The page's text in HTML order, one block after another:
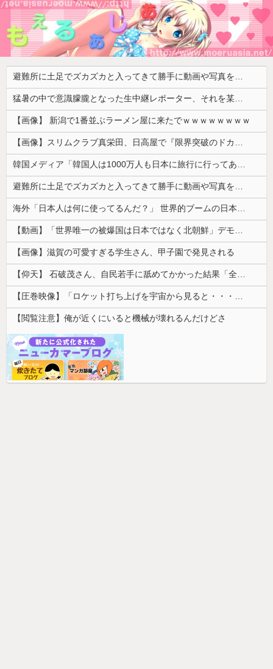
避難所に土足でズカズカと入ってきて勝手に動画や写真を撮影したメディア取材陣、挙句の果てに要求してきたのは……
猛暑の中で意識朦朧となった生中継レポーター、それを某出演者が爆笑しながら現場レポート続行を強制する動画が再注目されて……
【画像】 新潟で1番並ぶラーメン屋に来たでｗｗｗｗｗｗｗｗ
【画像】スリムクラブ真栄田、日高屋で『限界突破のドカ食い』を披露するｗｗｗｗｗｗ
韓国メディア「韓国人は1000万人も日本に旅行に行ってあげるのに、どうして日本人は韓国に来ないのか」自国に魅力がないのを棚に上げて日本を分析
避難所に土足でズカズカと入ってきて勝手に動画や写真を撮影したメディア取材陣、挙句の果てに要求してきたのは……
海外「日本人は何に使ってるんだ？」 世界的ブームの日本の食品、買ってみたものの使い道が分からない外国人が続出
【動画】「世界唯一の被爆国は日本ではなく北朝鮮」デモが開催される
【画像】滋賀の可愛すぎる学生さん、甲子園で発見される
【仰天】 石破茂さん、自民若手に舐めてかかった結果「全てを失うｗｗｗｗｗ」
【圧巻映像】「ロケット打ち上げを宇宙から見ると・・・」の動画が衝撃的
【閲覧注意】俺が近くにいると機械が壊れるんだけどさ